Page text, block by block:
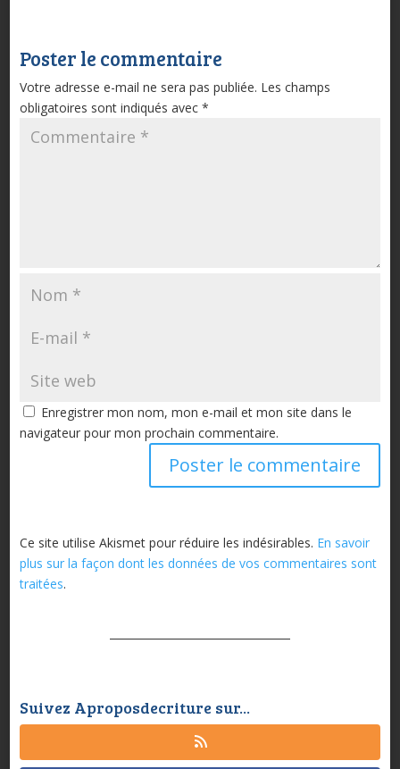
Poster le commentaire
Votre adresse e-mail ne sera pas publiée. Les champs
obligatoires sont indiqués avec *
Enregistrer mon nom, mon e-mail et mon site dans le
navigateur pour mon prochain commentaire.
Ce site utilise Akismet pour réduire les indésirables. En savoir
plus sur la façon dont les données de vos commentaires sont
traitées.
Suivez Aproposdecriture sur...